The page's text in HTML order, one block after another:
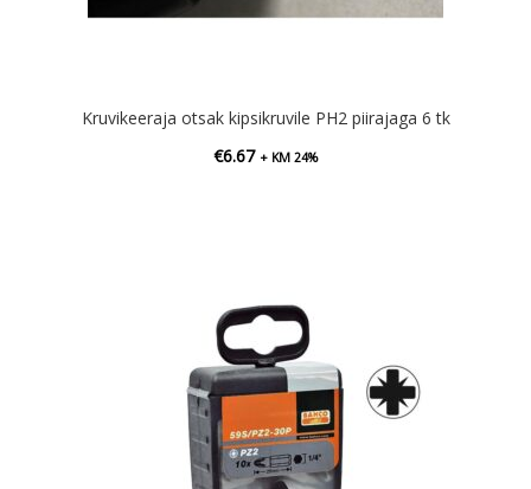
Kruvikeeraja otsak kipsikruvile PH2 piirajaga 6 tk
€6.67 + KM 24%